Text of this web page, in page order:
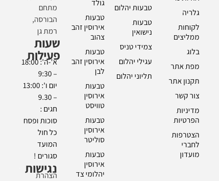
גלריה
לקוחות
ממליצים
בלוג
מפת אתר
תקנון אתר
צור קשר
מדיניות
הפרטיות
הצטרפות
לחברי
מועדון
טבעות יהלום
טבעות
נישואין
צמידי טניס
עגילי יהלום
תליוני יהלום
גולד
טבעות
אירוסין זהב
צהוב
טבעות
אירוסין זהב
לבן
טבעות
אירוסין
טוויסט
טבעות
אירוסין
סוליטר
טבעות
אירוסין
יהלומי צד
מתחם
הבורסה,
רמת גן
שעות
פעילות
א'-ה': 18:00
– 9:30
יום ו': 13:00
– 9.30
חגים :
סוכות ופסח
כל חול
המועד
סגורים !
נגישות
הצהרת